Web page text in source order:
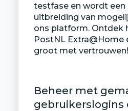
testfase en wordt een
uitbreiding van
ons platform. Ontdek
PostNL Extra@Home
groot met vertrouwen!
Beheer met
gebruikerslogins